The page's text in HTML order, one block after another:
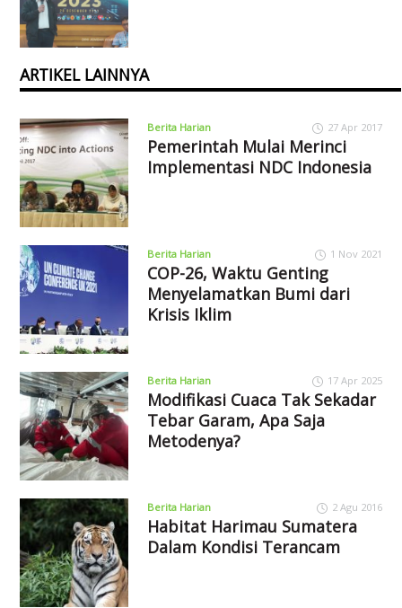
ARTIKEL LAINNYA
Berita Harian 27 Apr 2017
Pemerintah Mulai Merinci
Implementasi NDC Indonesia
Berita Harian 1 Nov 2021
COP-26, Waktu Genting
Menyelamatkan Bumi dari
Krisis Iklim
Berita Harian 17 Apr 2025
Modifikasi Cuaca Tak Sekadar
Tebar Garam, Apa Saja
Metodenya?
Berita Harian 2 Agu 2016
Habitat Harimau Sumatera
Dalam Kondisi Terancam